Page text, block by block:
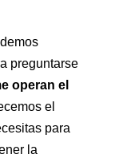
preguntarse
operan el
el
para
la